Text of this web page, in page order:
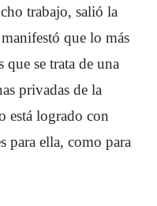
trabajo, salió la
que lo más
que se trata de una
privadas de la
está logrado con
para ella, como para